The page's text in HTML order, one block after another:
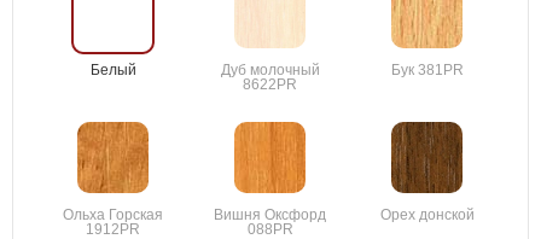
Белый
Дуб молочный
8622PR
Бук 381PR
Ольха Горская
1912PR
Вишня Оксфорд
088PR
Орех донской